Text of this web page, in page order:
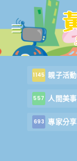
1145 親子活動
557 人間美事
693 專家分享